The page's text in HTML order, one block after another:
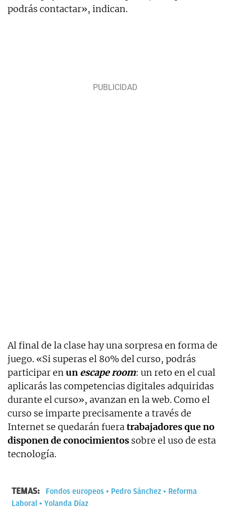
podrás contactar», indican.
Al final de la clase hay una sorpresa en forma de
juego. «Si superas el 80% del curso, podrás
participar enun escape room: un reto en el cual
aplicarás las competencias digitales adquiridas
durante el curso», avanzan en la web. Como el
curso se imparte precisamente a través de
Internet se quedarán fueratrabajadores que no
disponen de conocimientos sobre el uso de esta
tecnología.
TEMAS: Fondos europeos Pedro Sánchez
Reforma
Laboral
Yolanda Díaz